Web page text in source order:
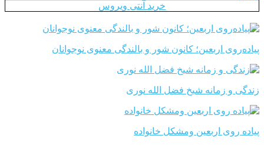
خرید آنتی ویروس
پیاده‌روی اربعین؛ کانون شور و بالندگی معنوی نوجوانان
زندگی و زمانه شیخ فضل الله نوری
پیاده روی اربعین ومشکل خانواده